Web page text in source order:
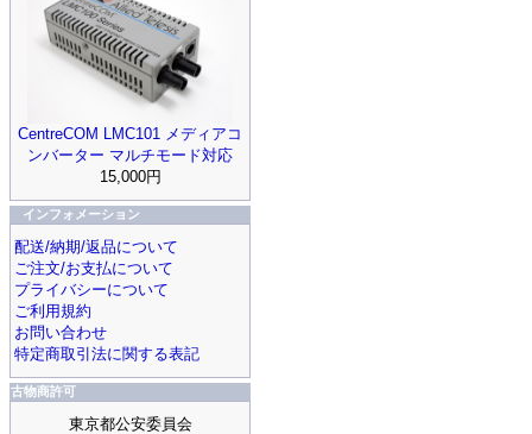
CentreCOM LMC101 メディアコ
ンバーター マルチモード対応
15,000円
インフォメーション
配送/納期/返品について
ご注文/お支払について
プライバシーについて
ご利用規約
お問い合わせ
特定商取引法に関する表記
古物商許可
東京都公安委員会